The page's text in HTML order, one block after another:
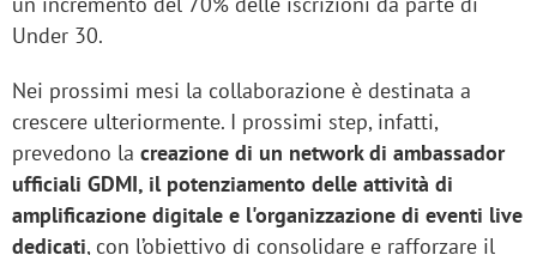
Under 30.
Nei prossimi mesi la collaborazione è destinata a
crescere ulteriormente. I prossimi step, infatti,
prevedono la creazione di un network di ambassador
ufficiali GDMI, il potenziamento delle attività di
amplificazione digitale e l'organizzazione di eventi live
dedicati, con l’obiettivo di consolidare e rafforzare il